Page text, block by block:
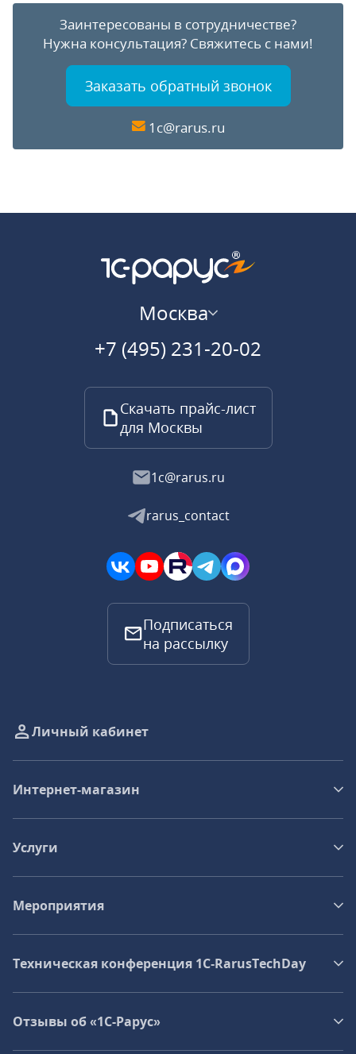
Заинтересованы в сотрудничестве?
Нужна консультация? Свяжитесь с нами!
Заказать обратный звонок
1c@rarus.ru
Москва
+7 (495) 231-20-02
Скачать прайс-лист
для Москвы
1c@rarus.ru
rarus_contact
Подписаться
на рассылку
Личный кабинет
Интернет-магазин
Услуги
Мероприятия
Техническая конференция 1C‑RarusTechDay
Отзывы об «1С-Рарус»